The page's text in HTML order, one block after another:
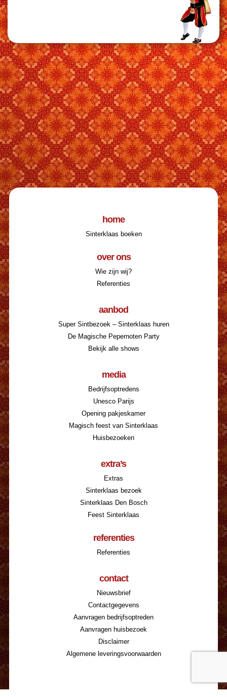
home
Sinterklaas boeken
over ons
Wie zijn wij?
Referenties
aanbod
Super Sintbezoek – Sinterklaas huren
De Magische Pepernoten Party
Bekijk alle shows
media
Bedrijfsoptredens
Unesco Parijs
Opening pakjeskamer
Magisch feest van Sinterklaas
Huisbezoeken
extra’s
Extras
Sinterklaas bezoek
Sinterklaas Den Bosch
Feest Sinterklaas
referenties
Referenties
contact
Nieuwsbrief
Contactgegevens
Aanvragen bedrijfsoptreden
Aanvragen huisbezoek
Disclaimer
Algemene leveringsvoorwaarden